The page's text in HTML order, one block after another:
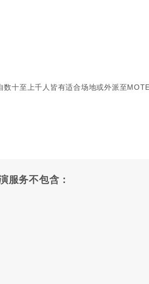
数十至上千人皆有适合场地或外派至
服务不包含：